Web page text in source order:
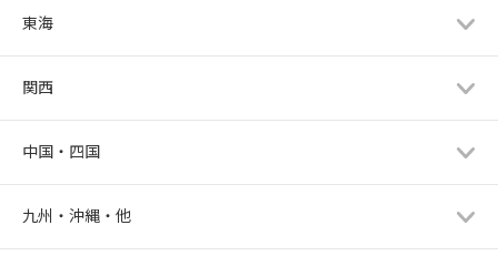
東海
関西
中国・四国
九州・沖縄・他